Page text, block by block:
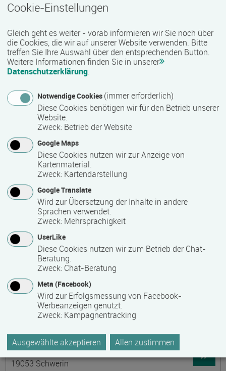
23966 Wismar
Vollzeit
E-Learning
Zusätzliche Betreuungskraft nach §§ 43b, 53b
SGB XI
Termin
Termine auf Anfrage
Ort
18055 Rostock
Zeitmuster
Vollzeit
Lehr- und Lernform
E-Learning
Zusätzliche Betreuungskraft nach §§ 43b, 53b
SGB XI
Termine auf Anfrage
19061 Schwerin
Zeitmuster
Vollzeit
Lehr- und Lernform
E-Learning
Fortbildung Betreuungskraft und
Alltagsbegleiter (m/w/d) § 43b SGB XI nach
Termin
17.11.2026 - 18.11.2026
Ort
19053 Schwerin
Zeitmuster
Lehr- und Lernform
Cookie-Einstellungen
Gleich geht es weiter - vorab informieren wir Sie noch über
die Cookies, die wir auf unserer Website verwenden. Bitte
treffen Sie Ihre Auswahl über den entsprechenden Button.
Weitere Informationen finden Sie in unserer
Datenschutzerklärung.
Notwendige Cookies (immer erforderlich)
Diese Cookies benötigen wir für den Betrieb unserer
Website.
Zweck: Betrieb der Website
Google Maps
Diese Cookies nutzen wir zur Anzeige von
Kartenmaterial.
Zweck: Kartendarstellung
Google Translate
Wird zur Übersetzung der Inhalte in andere
Sprachen verwendet.
Zweck: Mehrsprachigkeit
UserLike
Diese Cookies nutzen wir zum Betrieb der Chat-
Beratung.
Zweck: Chat-Beratung
Meta (Facebook)
Wird zur Erfolgsmessung von Facebook-
Werbeanzeigen genutzt.
Zweck: Kampagnentracking
Ausgewählte akzeptieren Allen zustimmen